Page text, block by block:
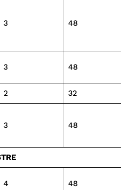
3 48
3 48
2 32
3 48
4 48